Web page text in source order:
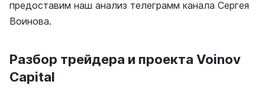
предоставим наш анализ телеграмм канала Сергея
Воинова.
Разбор трейдера и проекта Voinov
Capital